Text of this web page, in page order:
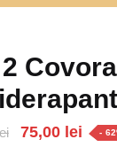
Prețul
75,00 lei -